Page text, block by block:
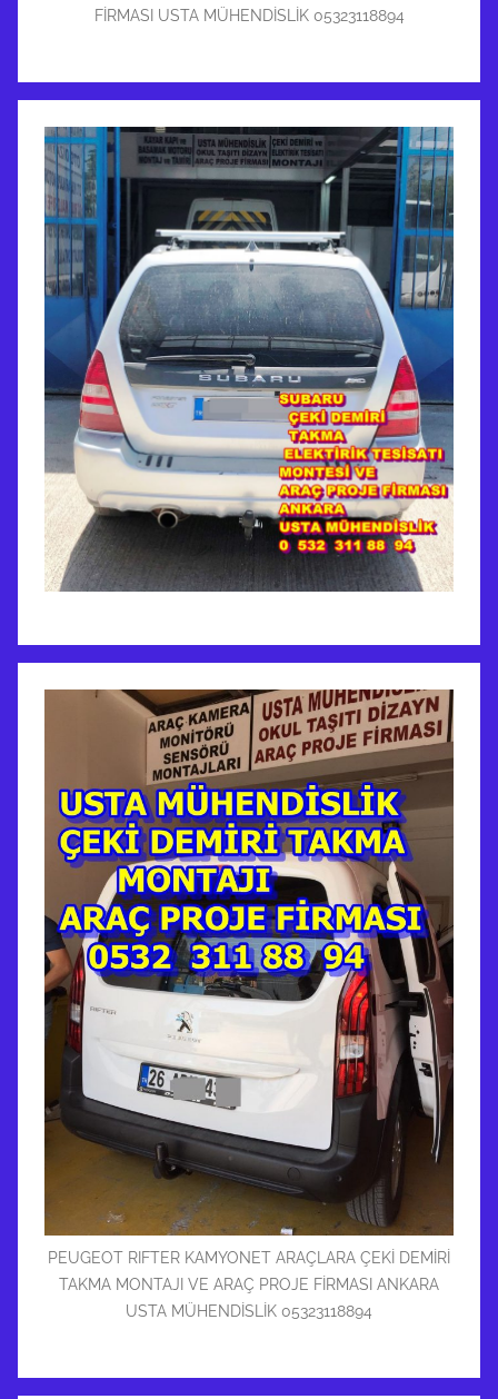
FİRMASI USTA MÜHENDİSLİK 05323118894
PEUGEOT RIFTER KAMYONET ARAÇLARA ÇEKİ DEMİRİ
TAKMA MONTAJI VE ARAÇ PROJE FİRMASI ANKARA
USTA MÜHENDİSLİK 05323118894